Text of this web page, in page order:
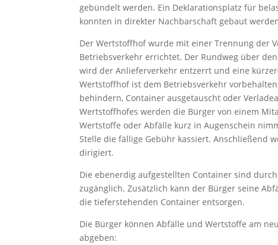
gebündelt werden. Ein Deklarationsplatz für
konnten in direkter Nachbarschaft gebaut
Der Wertstoffhof wurde mit einer Trennung der
Betriebsverkehr errichtet. Der Rundweg über
wird der Anlieferverkehr entzerrt und eine
Wertstoffhof ist dem Betriebsverkehr
behindern, Container ausgetauscht oder
Wertstoffhofes werden die Bürger von einem
Wertstoffe oder Abfälle kurz in Augenschein
Stelle die fällige Gebühr kassiert. Anschließend
dirigiert.
Die ebenerdig aufgestellten Container sind
zugänglich. Zusätzlich kann der Bürger seine
die tieferstehenden Container entsorgen.
Die Bürger können Abfälle und Wertstoffe am
abgeben: